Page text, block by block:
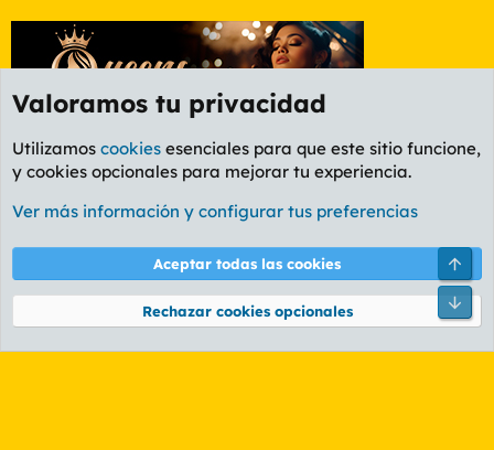
Etiquetas
Cookies
PL OLDSTYLE AMARILLO
Términos y reglas Política de privacidad Ayuda
Community platform by XenForo® © 2010-2026 XenForo Ltd.
Valoramos tu privacidad
Utilizamos cookies esenciales para que este sitio funcione,
y cookies opcionales para mejorar tu experiencia.
Ver más información y configurar tus preferencias
Aceptar todas las cookies
Rechazar cookies opcionales
Pie